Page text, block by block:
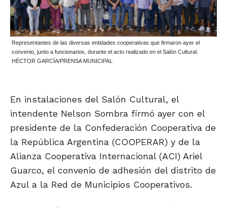
Representantes de las diversas entidades cooperativas que firmaron ayer el
convenio, junto a funcionarios, durante el acto realizado en el Salón Cultural.
HÉCTOR GARCÍA/PRENSA MUNICIPAL
En instalaciones del Salón Cultural, el
intendente Nelson Sombra firmó ayer con el
presidente de la Confederación Cooperativa de
la República Argentina (COOPERAR) y de la
Alianza Cooperativa Internacional (ACI) Ariel
Guarco, el convenio de adhesión del distrito de
Azul a la Red de Municipios Cooperativos.